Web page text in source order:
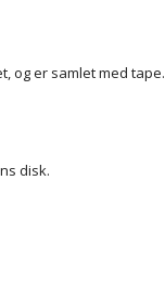
og er samlet med tape.
disk.